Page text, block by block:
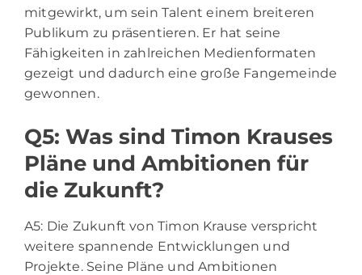
mitgewirkt, um sein Talent einem breiteren
Publikum zu präsentieren. Er hat seine
Fähigkeiten in zahlreichen Medienformaten
gezeigt und dadurch eine große Fangemeinde
gewonnen.
Q5: Was sind Timon Krauses
Pläne und Ambitionen für
die Zukunft?
A5: Die Zukunft von Timon Krause verspricht
weitere spannende Entwicklungen und
Projekte. Seine Pläne und Ambitionen